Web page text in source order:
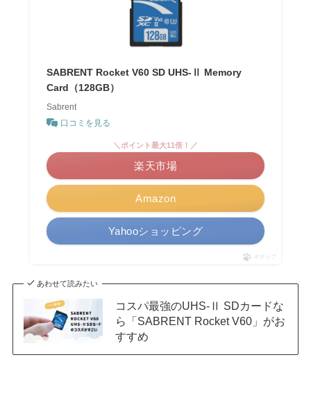
SABRENT Rocket V60 SD UHS-Ⅱ Memory
Card（128GB）
Sabrent
口コミを見る
Amazon
＼ポイント最大11倍！／
楽天市場
Yahooショッピング
ポチップ
あわせて読みたい
コスパ最強のUHS-Ⅱ SDカードな
ら「SABRENT Rocket V60」がお
すすめ